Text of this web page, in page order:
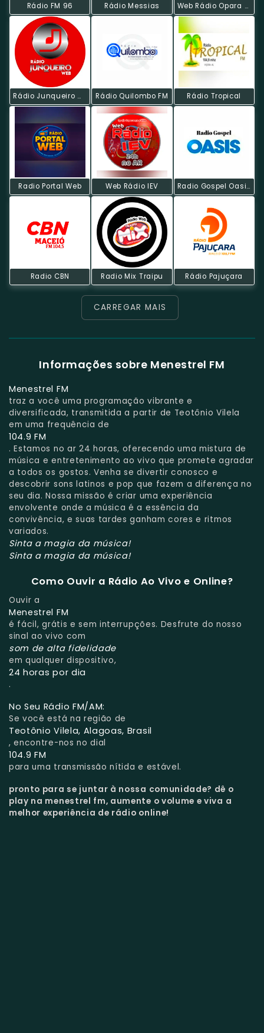
Rádio FM 96 Rádio Messias Web Rádio Opara News
Rádio Junqueiro Web Rádio Quilombo FM Rádio Tropical
Radio Portal Web Web Rádio IEV Radio Gospel Oasis
Radio CBN Radio Mix Traipu Rádio Pajuçara
CARREGAR MAIS
Informações sobre Menestrel FM
Menestrel FM
traz a você uma programação vibrante e
diversificada, transmitida a partir de Teotônio Vilela
em uma frequência de
104.9 FM
. Estamos no ar 24 horas, oferecendo uma mistura de
música e entretenimento ao vivo que promete agradar
a todos os gostos. Venha se divertir conosco e
descobrir sons latinos e pop que fazem a diferença no
seu dia. Nossa missão é criar uma experiência
envolvente onde a música é a essência da
convivência, e suas tardes ganham cores e ritmos
variados.
Sinta a magia da música!
Sinta a magia da música!
Como Ouvir a Rádio Ao Vivo e Online?
Ouvir a
Menestrel FM
é fácil, grátis e sem interrupções. Desfrute do nosso
sinal ao vivo com
som de alta fidelidade
em qualquer dispositivo,
24 horas por dia
.
No Seu Rádio FM/AM:
Se você está na região de
Teotônio Vilela, Alagoas, Brasil
, encontre-nos no dial
104.9 FM
para uma transmissão nítida e estável.
pronto para se juntar à nossa comunidade? dê o
play na menestrel fm, aumente o volume e viva a
melhor experiência de rádio online!